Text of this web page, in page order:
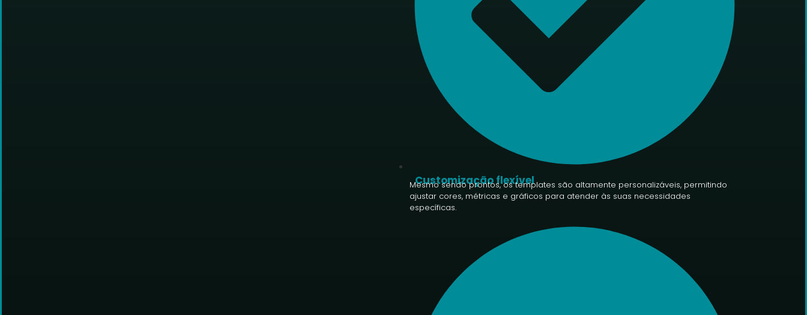
Customização flexível
Mesmo sendo prontos, os templates são altamente personalizáveis, permitindo
ajustar cores, métricas e gráficos para atender às suas necessidades
específicas.